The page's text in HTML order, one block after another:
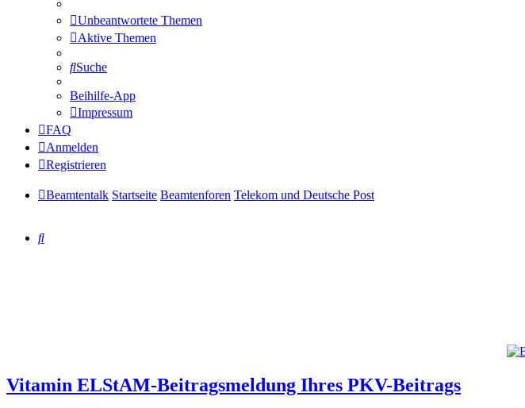
Unbeantwortete Themen
Aktive Themen
Suche
Beihilfe-App
Impressum
FAQ
Anmelden
Registrieren
Beamtentalk Startseite Beamtenforen Telekom und Deutsche Post
Suche
Vitamin ELStAM-Beitragsmeldung Ihres PKV-Beitrags